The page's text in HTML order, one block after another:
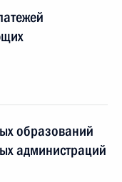
образований
администраций